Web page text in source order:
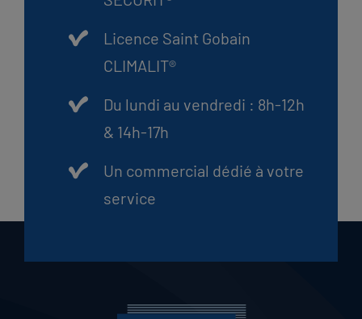
Licence Saint Gobain
CLIMALIT®
Du lundi au vendredi : 8h-12h
& 14h-17h
Un commercial dédié à votre
service